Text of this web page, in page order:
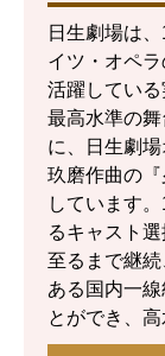
日生劇場は
イツ・オペ
活躍してい
最高水準の
に、日生劇
玖磨作曲の
しています
るキャスト
至るまで継
ある国内一
とができ、